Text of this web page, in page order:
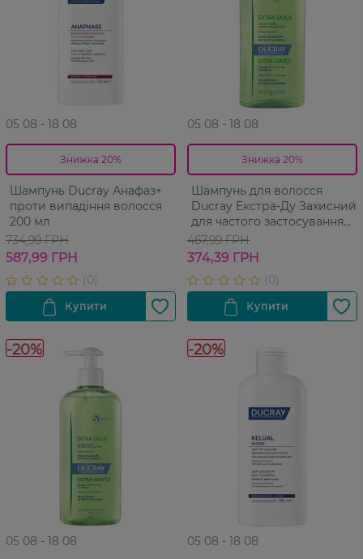
05 08 - 18 08
Знижка 20%
Шампунь Ducray Анафаз+
проти випадіння волосся
200 мл
734,99 ГРН
587,99 ГРН
05 08 - 18 08
Знижка 20%
Шампунь для волосся
Ducray Екстра-Ду Захисний
для частого застосування
200 мл
467,99 ГРН
374,39 ГРН
-20%
05 08 - 18 08
-20%
05 08 - 18 08